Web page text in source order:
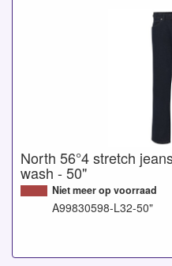
North 56°4 stretch
wash - 50"
Niet meer op voorraad
A99830598-L32-50"